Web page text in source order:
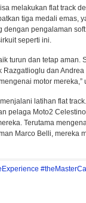
melakukan flat track
tiga medali emas,
dengan pengalaman
seperti ini.
turun dan tetap aman.
dan
motor mereka,”
latihan flat
pelaga Moto2
Terutama
Marco Belli, mereka